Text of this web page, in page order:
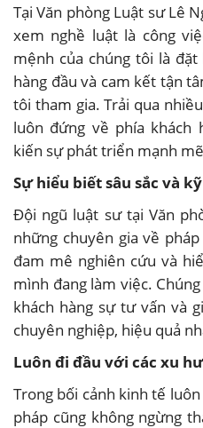
Tại Văn phòng Luật sư Lê
xem nghề luật là công
mệnh của chúng tôi là
hàng đầu và cam kết tận
tôi tham gia. Trải qua
luôn đứng về phía khách
kiến sự phát triển mạnh
Sự hiểu biết sâu sắc và
Đội ngũ luật sư tại Văn
những chuyên gia về
đam mê nghiên cứu và
mình đang làm việc.
khách hàng sự tư vấn và
chuyên nghiệp, hiệu quả
Luôn đi đầu với các xu
Trong bối cảnh kinh tế
pháp cũng không ngừng